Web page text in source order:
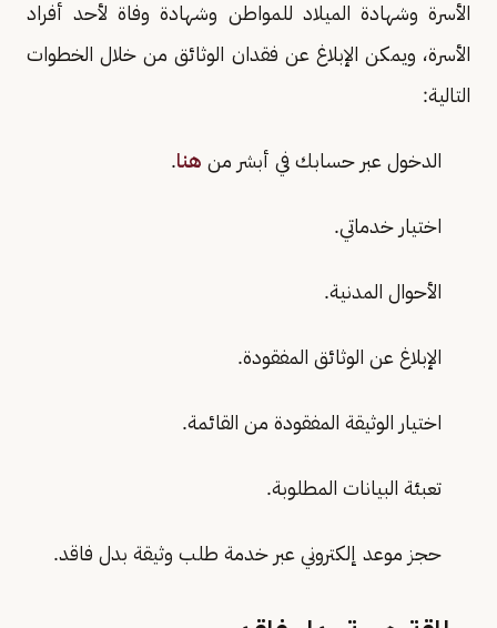
الأسرة وشهادة الميلاد للمواطن وشهادة وفاة لأحد أفراد
الأسرة، ويمكن الإبلاغ عن فقدان الوثائق من خلال الخطوات
التالية:
الدخول عبر حسابك في أبشر من هنا.
اختيار خدماتي.
الأحوال المدنية.
الإبلاغ عن الوثائق المفقودة.
اختيار الوثيقة المفقودة من القائمة.
تعبئة البيانات المطلوبة.
حجز موعد إلكتروني عبر خدمة طلب وثيقة بدل فاقد.